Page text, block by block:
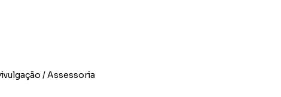
/ Assessoria